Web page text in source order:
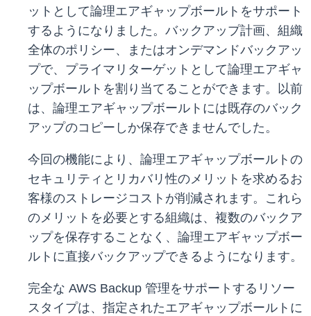
ットとして論理エアギャップボールトをサポート
するようになりました。バックアップ計画、組織
全体のポリシー、またはオンデマンドバックアッ
プで、プライマリターゲットとして論理エアギャ
ップボールトを割り当てることができます。以前
は、論理エアギャップボールトには既存のバック
アップのコピーしか保存できませんでした。
今回の機能により、論理エアギャップボールトの
セキュリティとリカバリ性のメリットを求めるお
客様のストレージコストが削減されます。これら
のメリットを必要とする組織は、複数のバックア
ップを保存することなく、論理エアギャップボー
ルトに直接バックアップできるようになります。
完全な AWS Backup 管理をサポートするリソー
スタイプは、指定されたエアギャップボールトに